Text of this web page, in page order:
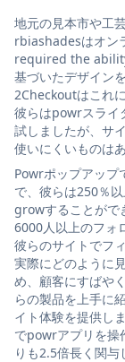
地元の見本市や工
rbiashadesはオン
required the
基づいたデザイン
2Checkoutはこれ
彼らはpowrスラ
試しましたが、サ
使いにくいものは
Powrポップアッ
で、彼らは250％
growすることがで
6000人以上のフォ
彼らのサイトでフ
実際にどのように
め、顧客にすばや
らの製品を上手に
イト体験を提供し
でpowrアプリを操
りも2.5倍長く関与